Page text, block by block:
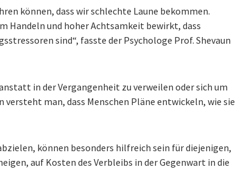
können, dass wir schlechte Laune bekommen.
Handeln und hoher Achtsamkeit bewirkt, dass
sind“, fasste der Psychologe Prof. Shevaun
in der Vergangenheit zu verweilen oder sich um
man, dass Menschen Pläne entwickeln, wie sie
können besonders hilfreich sein für diejenigen,
auf Kosten des Verbleibs in der Gegenwart in die